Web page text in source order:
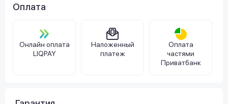
Оплата
Онлайн оплата
LIQPAY
Наложенный
платеж
Оплата
частями
Приватбанк